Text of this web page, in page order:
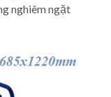
nghiêm ngặt